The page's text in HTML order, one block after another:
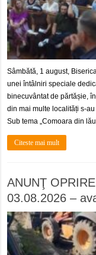
Sâmbătă, 1 august,
unei întâlniri speciale
binecuvântat de părtășie,
din mai multe localități s-
Sub tema „Comoara din
Citeste mai mult
ANUNŢ
03.08.2026 –